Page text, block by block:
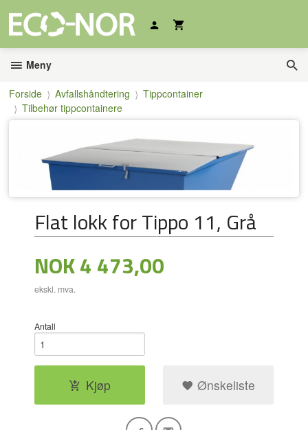
innholdet
Meny
Forside Avfallshåndtering
Tippcontainer
Tilbehør tippcontainere
Flat lokk for Tippo 11, Grå
Pris
NOK4 473,00
ekskl. mva.
Antall
Kjøp Ønskeliste